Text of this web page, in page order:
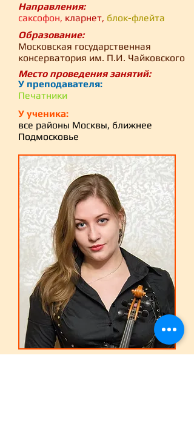
Направления:
саксофон, кларнет, блок-флейта
Образование:
Московская государственная
консерватория им. П.И. Чайковского
У преподавателя:
Печатники
Место проведения занятий:
У ученика:
все районы Москвы, ближнее
Подмосковье